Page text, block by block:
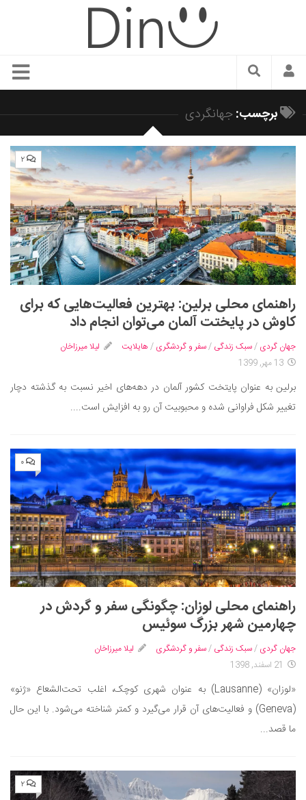
سبک زندگی
زیبایی و آرایش
شیک پوشی
دکوراسیون و چیدمان
غذا
رستوران گردی
آشپزی
سفر و گردشگری
ایران گردی
جهان گردی
رابطه، عشق و ازدواج
موفقیت و مهارت‌های فردی
سلامت
بهداشت
بیماری و درمان
کودک و مادر
ورزش و تندرستی
روانشناسی
مراکز پزشکی و دارویی
فرهنگ و هنر
سینما و تئاتر
تلویزیون
موسیقی
چهره‌ها
عکاسی و هنرهای تجسمی
کتاب و کتاب‌خوانی
معماری
برچسب:جهانگردی
۲
راهنمای محلی برلین: بهترین فعالیت‌هایی که برای
کاوش در پایختت آلمان می‌توان انجام داد
جهان گردی /سبک زندگی /سفر و گردشگری / هایلایت
لیلا میرزاخان
13 مهر, 1399
برلین به عنوان پایتخت کشور آلمان در دهه‌های اخیر نسبت به گذشته دچار
تغییر شکل فراوانی شده و محبوبیت آن رو به افزایش است....
۰
راهنمای محلی لوزان: چگونگی سفر و گردش در
چهارمین شهر بزرگ سوئیس
جهان گردی /سبک زندگی /سفر و گردشگری
لیلا میرزاخان
21 اسفند, 1398
«لوزان» (Lausanne) به عنوان شهری کوچک، اغلب تحت‌الشعاع «ژنو»
(Geneva) و فعالیت‌های آن قرار می‎‌گیرد و کمتر شناخته می‌شود. با این حال
ما قصد...
۲